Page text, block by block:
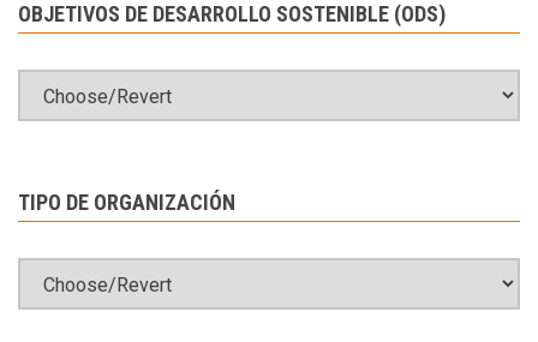
OBJETIVOS DE DESARROLLO SOSTENIBLE (ODS)
TIPO DE ORGANIZACIÓN